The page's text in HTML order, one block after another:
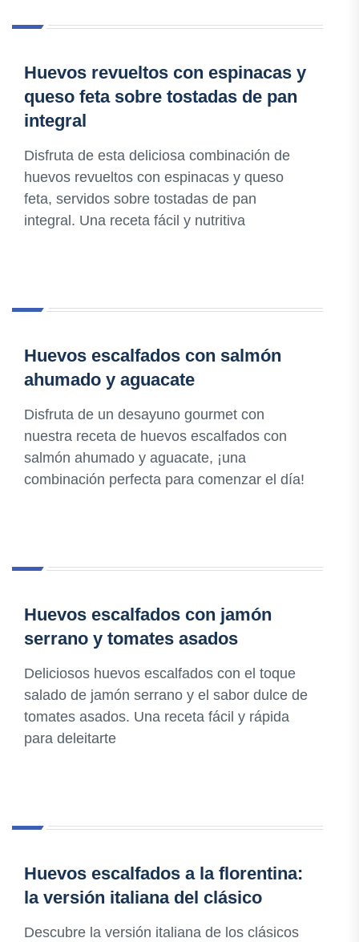
Huevos revueltos con espinacas y
queso feta sobre tostadas de pan
integral
Disfruta de esta deliciosa combinación de
huevos revueltos con espinacas y queso
feta, servidos sobre tostadas de pan
integral. Una receta fácil y nutritiva
Huevos escalfados con salmón
ahumado y aguacate
Disfruta de un desayuno gourmet con
nuestra receta de huevos escalfados con
salmón ahumado y aguacate, ¡una
combinación perfecta para comenzar el día!
Huevos escalfados con jamón
serrano y tomates asados
Deliciosos huevos escalfados con el toque
salado de jamón serrano y el sabor dulce de
tomates asados. Una receta fácil y rápida
para deleitarte
Huevos escalfados a la florentina:
la versión italiana del clásico
Descubre la versión italiana de los clásicos